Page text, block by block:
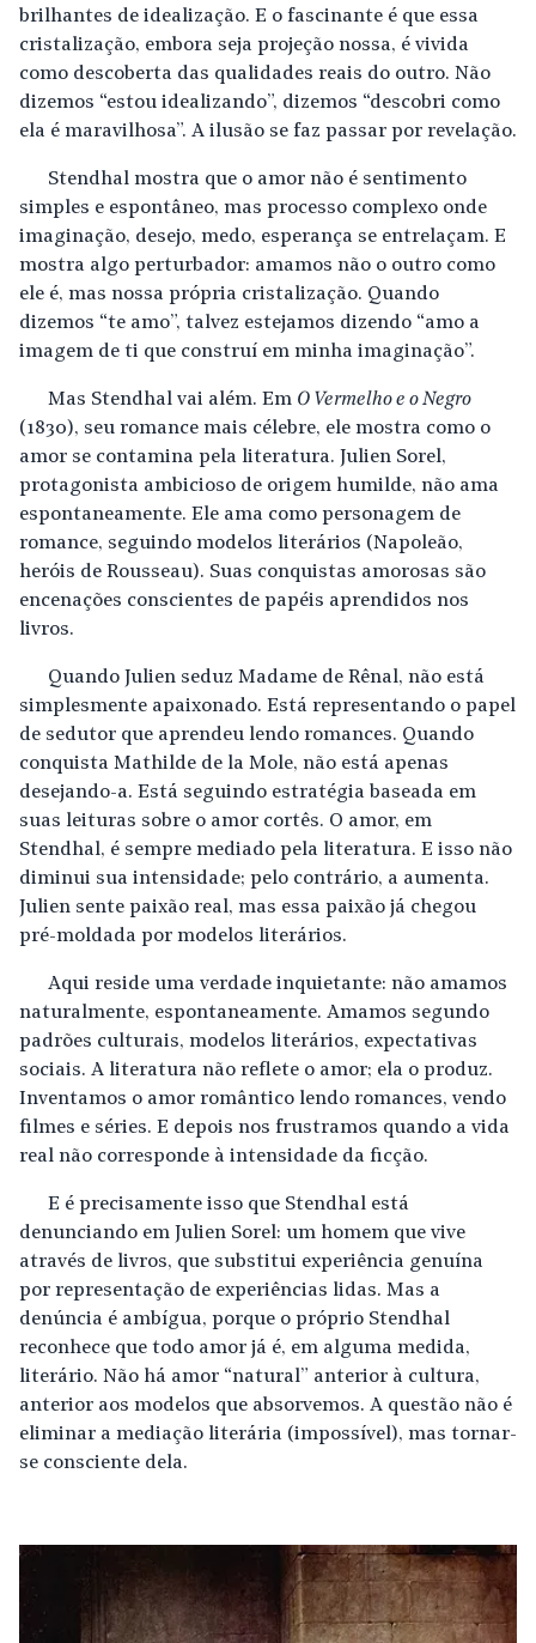
brilhantes de idealização. E o fascinante é que essa
cristalização, embora seja projeção nossa, é vivida
como descoberta das qualidades reais do outro. Não
dizemos “estou idealizando”, dizemos “descobri como
ela é maravilhosa”. A ilusão se faz passar por revelação.
Stendhal mostra que o amor não é sentimento
simples e espontâneo, mas processo complexo onde
imaginação, desejo, medo, esperança se entrelaçam. E
mostra algo perturbador: amamos não o outro como
ele é, mas nossa própria cristalização. Quando
dizemos “te amo”, talvez estejamos dizendo “amo a
imagem de ti que construí em minha imaginação”.
Mas Stendhal vai além. Em O Vermelho e o Negro
(1830), seu romance mais célebre, ele mostra como o
amor se contamina pela literatura. Julien Sorel,
protagonista ambicioso de origem humilde, não ama
espontaneamente. Ele ama como personagem de
romance, seguindo modelos literários (Napoleão,
heróis de Rousseau). Suas conquistas amorosas são
encenações conscientes de papéis aprendidos nos
livros.
Quando Julien seduz Madame de Rênal, não está
simplesmente apaixonado. Está representando o papel
de sedutor que aprendeu lendo romances. Quando
conquista Mathilde de la Mole, não está apenas
desejando-a. Está seguindo estratégia baseada em
suas leituras sobre o amor cortês. O amor, em
Stendhal, é sempre mediado pela literatura. E isso não
diminui sua intensidade; pelo contrário, a aumenta.
Julien sente paixão real, mas essa paixão já chegou
pré-moldada por modelos literários.
Aqui reside uma verdade inquietante: não amamos
naturalmente, espontaneamente. Amamos segundo
padrões culturais, modelos literários, expectativas
sociais. A literatura não reflete o amor; ela o produz.
Inventamos o amor romântico lendo romances, vendo
filmes e séries. E depois nos frustramos quando a vida
real não corresponde à intensidade da ficção.
E é precisamente isso que Stendhal está
denunciando em Julien Sorel: um homem que vive
através de livros, que substitui experiência genuína
por representação de experiências lidas. Mas a
denúncia é ambígua, porque o próprio Stendhal
reconhece que todo amor já é, em alguma medida,
literário. Não há amor “natural” anterior à cultura,
anterior aos modelos que absorvemos. A questão não é
eliminar a mediação literária (impossível), mas tornar-
se consciente dela.